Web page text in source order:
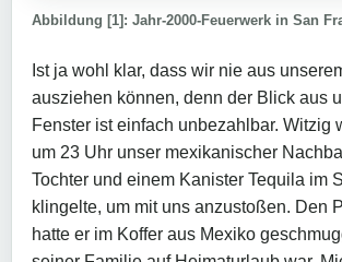
Abbildung [1]: Jahr-2000-Feuerwerk in San
Ist ja wohl klar, dass wir nie aus
ausziehen können, denn der Blick aus
Fenster ist einfach unbezahlbar. Witzig
um 23 Uhr unser mexikanischer
Tochter und einem Kanister Tequila im
klingelte, um mit uns anzustoßen. Den
hatte er im Koffer aus Mexiko